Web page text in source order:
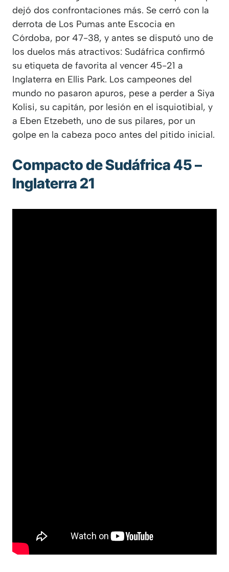
dejó dos confrontaciones más. Se cerró con la
derrota de Los Pumas ante Escocia en
Córdoba, por 47-38, y antes se disputó uno de
los duelos más atractivos: Sudáfrica confirmó
su etiqueta de favorita al vencer 45-21 a
Inglaterra en Ellis Park. Los campeones del
mundo no pasaron apuros, pese a perder a Siya
Kolisi, su capitán, por lesión en el isquiotibial, y
a Eben Etzebeth, uno de sus pilares, por un
golpe en la cabeza poco antes del pitido inicial.
Compacto de Sudáfrica 45 –
Inglaterra 21